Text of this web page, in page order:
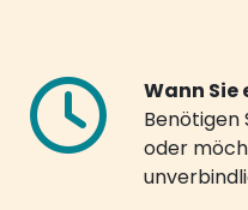
Wann Sie
Benötigen
oder